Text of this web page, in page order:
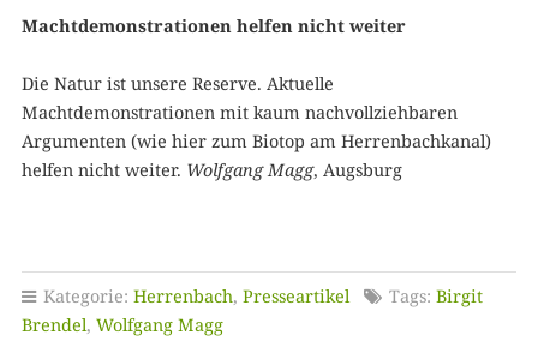
Machtdemonstrationen helfen nicht weiter
Die Natur ist unsere Reserve. Aktuelle
Machtdemonstrationen mit kaum nachvollziehbaren
Argumenten (wie hier zum Biotop am Herrenbachkanal)
helfen nicht weiter. Wolfgang Magg, Augsburg
Kategorie: Herrenbach, Presseartikel Tags: Birgit
Brendel, Wolfgang Magg